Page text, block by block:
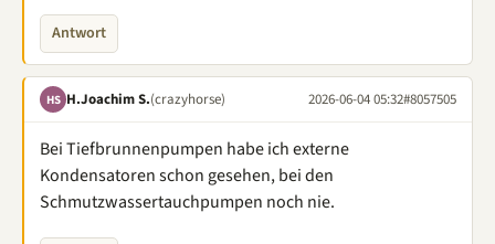
Antwort
HS H.Joachim S.(crazyhorse) 2026-06-04 05:32#8057505
Bei Tiefbrunnenpumpen habe ich externe
Kondensatoren schon gesehen, bei den
Schmutzwassertauchpumpen noch nie.